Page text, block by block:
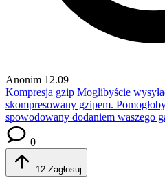
Anonim 12.09
Kompresja gzip Moglibyście
skompresowany gzipem.
spowodowany dodaniem waszego
0
12 Zagłosuj